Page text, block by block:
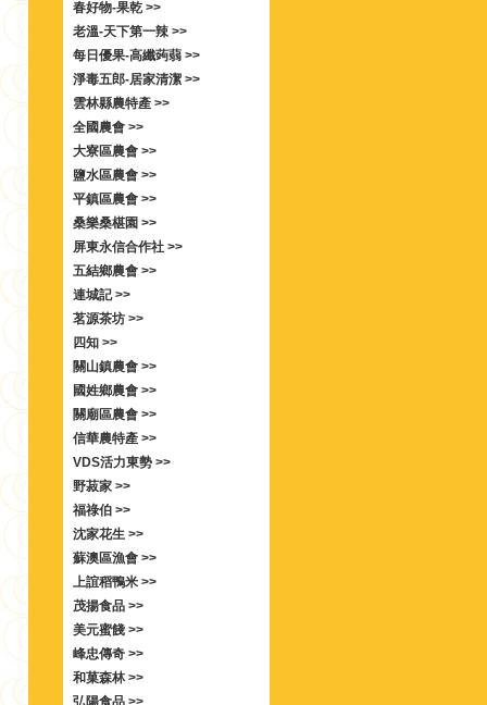
春好物-果乾 >>
老溫-天下第一辣 >>
每日優果-高纖蒟蒻 >>
淨毒五郎-居家清潔 >>
雲林縣農特產 >>
全國農會 >>
大寮區農會 >>
鹽水區農會 >>
平鎮區農會 >>
桑樂桑椹園 >>
屏東永信合作社 >>
五結鄉農會 >>
連城記 >>
茗源茶坊 >>
四知 >>
關山鎮農會 >>
國姓鄉農會 >>
關廟區農會 >>
信華農特產 >>
VDS活力東勢 >>
野菽家 >>
福祿伯 >>
沈家花生 >>
蘇澳區漁會 >>
上誼稻鴨米 >>
茂揚食品 >>
美元蜜餞 >>
峰忠傳奇 >>
和菓森林 >>
弘陽食品 >>